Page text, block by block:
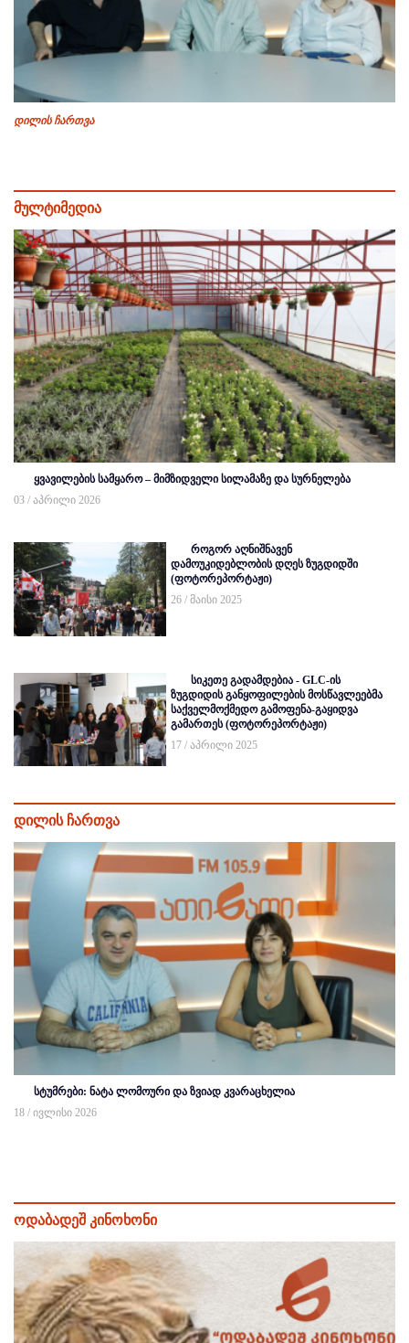
დილის ჩართვა
მულტიმედია
ყვავილების სამყარო – მიმზიდველი სილამაზე და სურნელება
03 / აპრილი 2026
როგორ აღნიშნავენ
დამოუკიდებლობის დღეს ზუგდიდში
(ფოტორეპორტაჟი)
26 / მაისი 2025
სიკეთე გადამდებია - GLC-ის
ზუგდიდის განყოფილების მოსწავლეებმა
საქველმოქმედო გამოფენა-გაყიდვა
გამართეს (ფოტორეპორტაჟი)
17 / აპრილი 2025
დილის ჩართვა
სტუმრები: ნატა ლომოური და ზვიად კვარაცხელია
18 / ივლისი 2026
ოდაბადეშ კინოხონი